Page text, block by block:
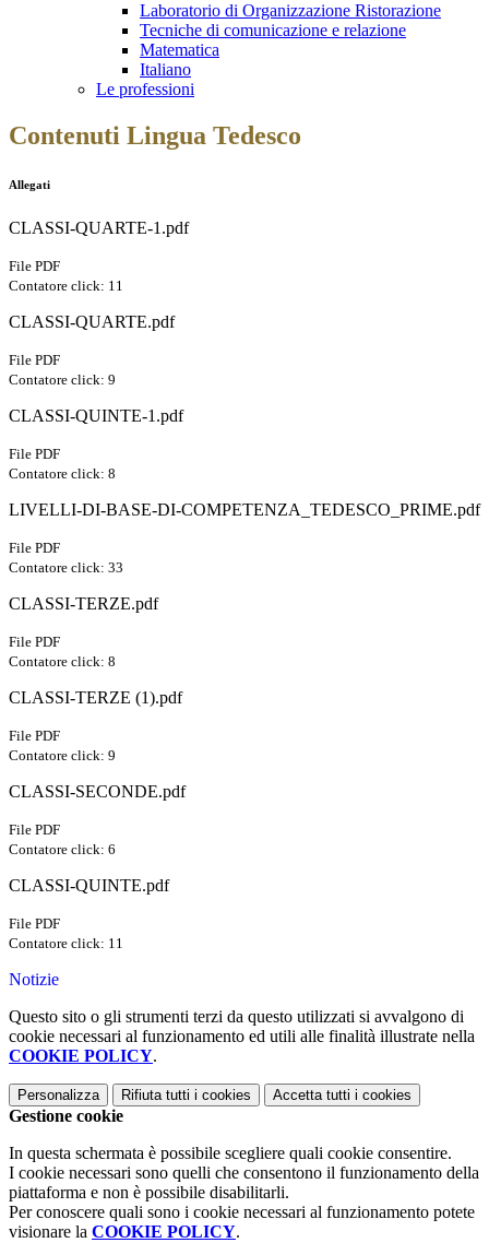
Laboratorio di Organizzazione Ristorazione
Tecniche di comunicazione e relazione
Matematica
Italiano
Le professioni
Contenuti Lingua Tedesco
Allegati
CLASSI-QUARTE-1.pdf
File PDF
Contatore click: 11
CLASSI-QUARTE.pdf
File PDF
Contatore click: 9
CLASSI-QUINTE-1.pdf
File PDF
Contatore click: 8
LIVELLI-DI-BASE-DI-COMPETENZA_TEDESCO_PRIME.pdf
File PDF
Contatore click: 33
CLASSI-TERZE.pdf
File PDF
Contatore click: 8
CLASSI-TERZE (1).pdf
File PDF
Contatore click: 9
CLASSI-SECONDE.pdf
File PDF
Contatore click: 6
CLASSI-QUINTE.pdf
File PDF
Contatore click: 11
Notizie
Questo sito o gli strumenti terzi da questo utilizzati si avvalgono di
cookie necessari al funzionamento ed utili alle finalità illustrate nella
COOKIE POLICY.
Personalizza Rifiuta tutti i cookies Accetta tutti i cookies
Gestione cookie
In questa schermata è possibile scegliere quali cookie consentire.
I cookie necessari sono quelli che consentono il funzionamento della
piattaforma e non è possibile disabilitarli.
Per conoscere quali sono i cookie necessari al funzionamento potete
visionare la COOKIE POLICY.